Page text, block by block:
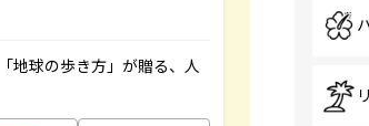
地球の歩き方」が贈る、人